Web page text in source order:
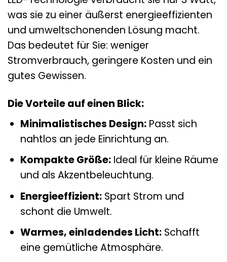
was sie zu einer äußerst energieeffizienten
und umweltschonenden Lösung macht.
Das bedeutet für Sie: weniger
Stromverbrauch, geringere Kosten und ein
gutes Gewissen.
Die Vorteile auf einen Blick:
Minimalistisches Design:Passt sich
nahtlos an jede Einrichtung an.
Kompakte Größe:Ideal für kleine Räume
und als Akzentbeleuchtung.
Energieeffizient:Spart Strom und
schont die Umwelt.
Warmes, einladendes Licht:Schafft
eine gemütliche Atmosphäre.